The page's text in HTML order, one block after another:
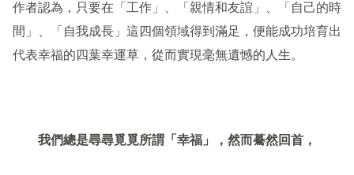
作者認為，只要在「工作」、「親情和友誼」、「自己的時
間」、「自我成長」這四個領域得到滿足，便能成功培育出
代表幸福的四葉幸運草，從而實現毫無遺憾的人生。
我們總是尋尋覓覓所謂「幸福」，然而驀然回首，